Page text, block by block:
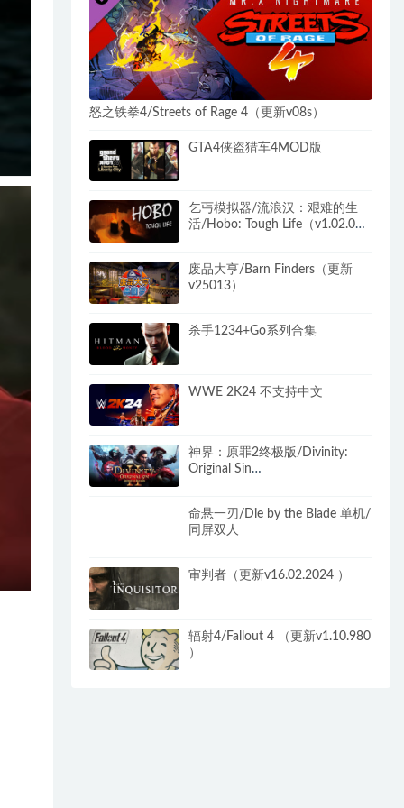
怒之铁拳4/Streets of Rage 4（更新v08s）
GTA4侠盗猎车4MOD版
乞丐模拟器/流浪汉：艰难的生
活/Hobo: Tough Life（v1.02.006
废品大亨/Barn Finders（更新
v25013）
杀手1234+Go系列合集
WWE 2K24 不支持中文
神界：原罪2终极版/Divinity:
Original Sin
命悬一刃/Die by the Blade 单机/
同屏双人
审判者（更新v16.02.2024 ）
辐射4/Fallout 4 （更新v1.10.980
）